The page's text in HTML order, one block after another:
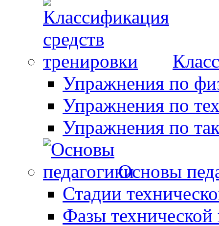
Упражнения по
Упражнения по
Упражнения по
Основы
Стадии
Фазы технической